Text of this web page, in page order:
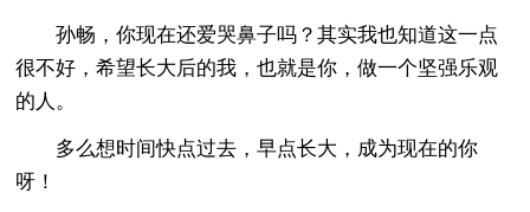
孙畅，你现在还爱哭鼻子吗？其实我也知道这一点
很不好，希望长大后的我，也就是你，做一个坚强乐观
的人。
多么想时间快点过去，早点长大，成为现在的你
呀！